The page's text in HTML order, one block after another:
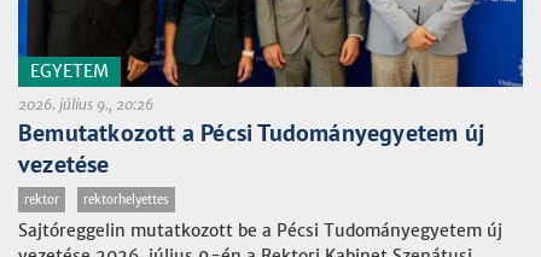
EGYETEM
2026. július 9., 20:26
Bemutatkozott a Pécsi Tudományegyetem új
vezetése
rektor rektorhelyettes
Sajtóreggelin mutatkozott be a Pécsi Tudományegyetem új